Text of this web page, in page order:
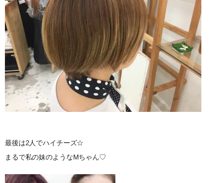
最後は2人でハイチーズ☆
まるで私の妹のようなMちゃん♡